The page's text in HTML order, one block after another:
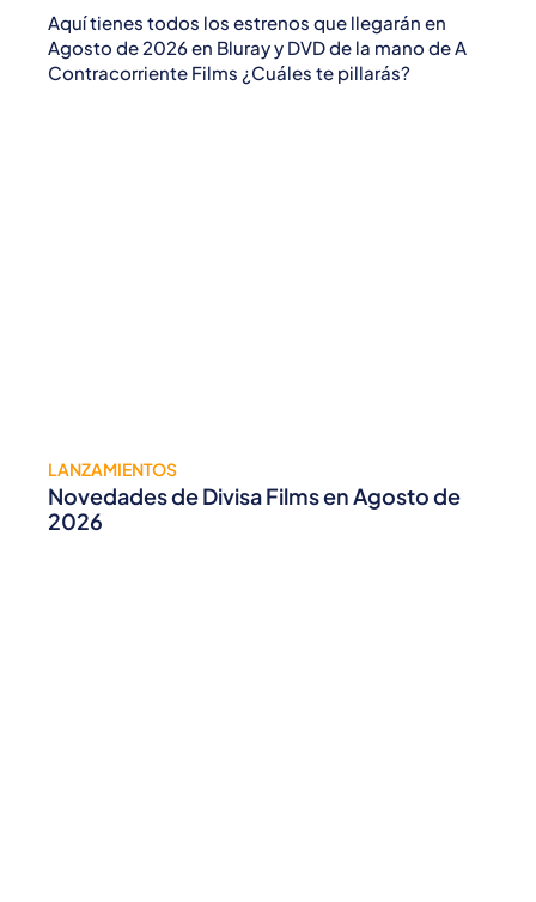
Aquí tienes todos los estrenos que llegarán en
Agosto de 2026 en Bluray y DVD de la mano de A
Contracorriente Films ¿Cuáles te pillarás?
LANZAMIENTOS
Novedades de Divisa Films en Agosto de
2026